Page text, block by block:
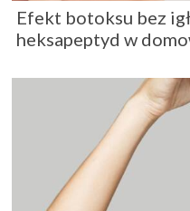
Efekt botoksu bez
heksapeptyd w